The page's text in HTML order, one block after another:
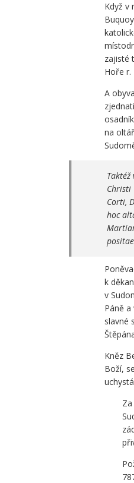
Když v
zajisté
Hoře r.
A
na
Christi
Corti,
hoc
k
v
Páně
slavné
Kněz
Boží,